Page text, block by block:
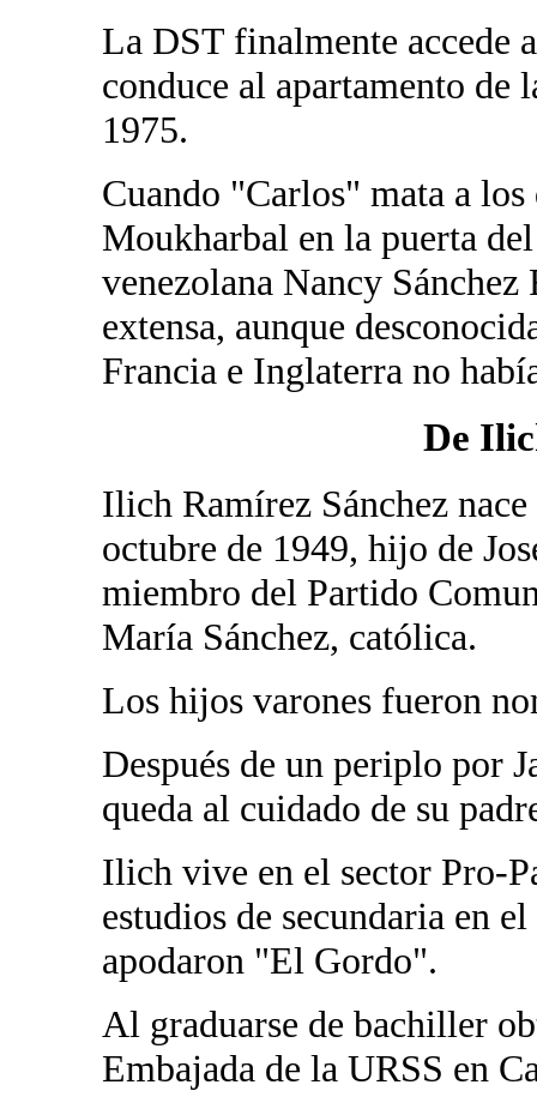
La DST finalmente accede
conduce al apartamento
1975.
Cuando "Carlos" mata a
Moukharbal en la puerta
venezolana Nancy
extensa, aunque
Francia e Inglaterra no
De
Ilich Ramírez Sánchez
octubre de 1949, hijo de
miembro del Partido
María Sánchez, católica.
Los hijos varones fueron
Después de un periplo por
queda al cuidado de su
Ilich vive en el sector Pro-
estudios de secundaria en
apodaron "El Gordo".
Al graduarse de bachiller
Embajada de la URSS en